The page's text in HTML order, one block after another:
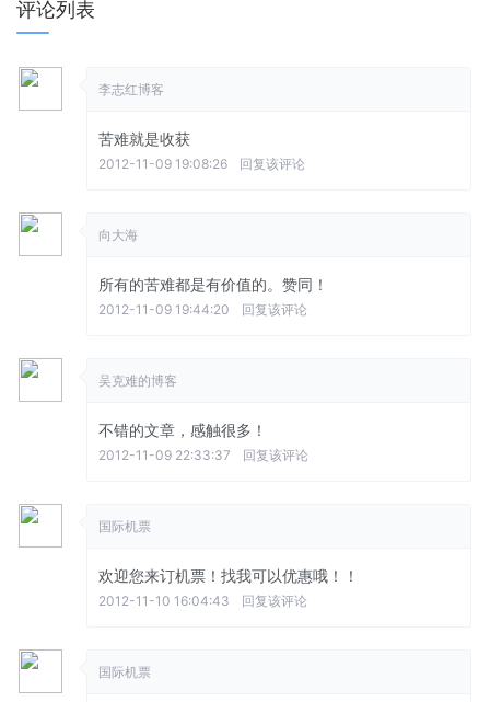
评论列表
李志红博客
苦难就是收获
2012-11-09 19:08:26 回复该评论
向大海
所有的苦难都是有价值的。赞同！
2012-11-09 19:44:20 回复该评论
吴克难的博客
不错的文章，感触很多！
2012-11-09 22:33:37 回复该评论
国际机票
欢迎您来订机票！找我可以优惠哦！！
2012-11-10 16:04:43 回复该评论
国际机票